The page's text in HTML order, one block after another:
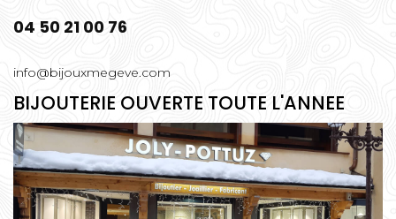
04 50 21 00 76
info@bijouxmegeve.com
BIJOUTERIE OUVERTE TOUTE L'ANNEE